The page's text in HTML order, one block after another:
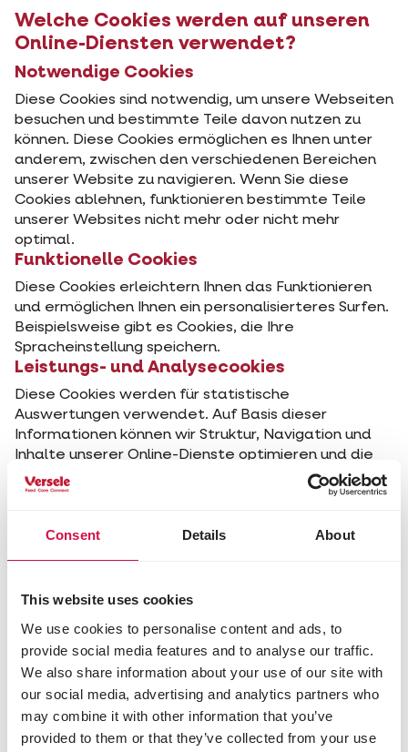
Consent Details About
This website uses cookies
We use cookies to personalise content and ads, to
provide social media features and to analyse our traffic.
We also share information about your use of our site with
our social media, advertising and analytics partners who
may combine it with other information that you’ve
provided to them or that they’ve collected from your use
Welche Cookies werden auf unseren
Online-Diensten verwendet?
Notwendige Cookies
Diese Cookies sind notwendig, um unsere Webseiten
besuchen und bestimmte Teile davon nutzen zu
können. Diese Cookies ermöglichen es Ihnen unter
anderem, zwischen den verschiedenen Bereichen
unserer Website zu navigieren. Wenn Sie diese
Cookies ablehnen, funktionieren bestimmte Teile
unserer Websites nicht mehr oder nicht mehr
optimal.
Funktionelle Cookies
Diese Cookies erleichtern Ihnen das Funktionieren
und ermöglichen Ihnen ein personalisierteres Surfen.
Beispielsweise gibt es Cookies, die Ihre
Spracheinstellung speichern.
Leistungs- und Analysecookies
Diese Cookies werden für statistische
Auswertungen verwendet. Auf Basis dieser
Informationen können wir Struktur, Navigation und
Inhalte unserer Online-Dienste optimieren und die
Benutzerfreundlichkeit allgemein verbessern.
Third-party-Cookies
anderen Dritten, wie z.B. Social-Media-Buttons und
Videodienste.
Wie lange halten Cookies?
Temporäre Cookies
Temporäre Cookies werden temporär in Ihrem
Browser oder Ihrer Anwendung gespeichert. Sobald
Sie Ihren Browser oder Ihre Anwendung schließen
und verlassen, werden die Cookies gelöscht.
Permanente Cookies